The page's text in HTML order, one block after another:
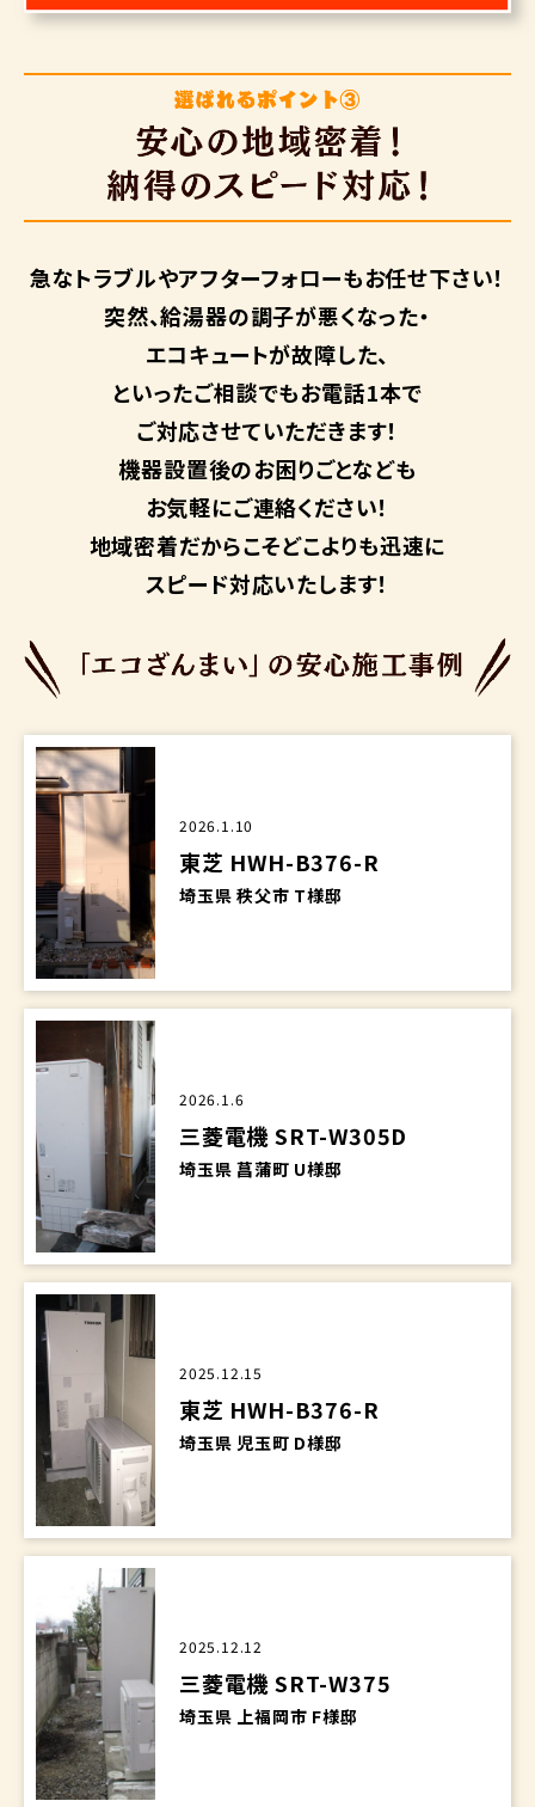
急なトラブルやアフターフォローもお任せ下さい！
突然、給湯器の調子が悪くなった・
エコキュートが故障した、
といったご相談でもお電話1本で
ご対応させていただきます！
機器設置後のお困りごとなども
お気軽にご連絡ください！
地域密着だからこそどこよりも迅速に
スピード対応いたします！
2026.1.10
東芝 HWH-B376-R
埼玉県 秩父市 T様邸
2026.1.6
三菱電機 SRT-W305D
埼玉県 菖蒲町 U様邸
2025.12.15
東芝 HWH-B376-R
埼玉県 児玉町 D様邸
2025.12.12
三菱電機 SRT-W375
埼玉県 上福岡市 F様邸